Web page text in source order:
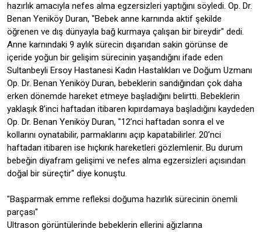
hazırlık amacıyla nefes alma egzersizleri yaptığını söyledi. Op. Dr.
Benan Yeniköy Duran, "Bebek anne karnında aktif şekilde
öğrenen ve dış dünyayla bağ kurmaya çalışan bir bireydir" dedi.
Anne karnındaki 9 aylık sürecin dışarıdan sakin görünse de
içeride yoğun bir gelişim sürecinin yaşandığını ifade eden
Sultanbeyli Ersoy Hastanesi Kadın Hastalıkları ve Doğum Uzmanı
Op. Dr. Benan Yeniköy Duran, bebeklerin sandığından çok daha
erken dönemde hareket etmeye başladığını belirtti. Bebeklerin
yaklaşık 8’inci haftadan itibaren kıpırdamaya başladığını kaydeden
Op. Dr. Benan Yeniköy Duran, "12’nci haftadan sonra el ve
kollarını oynatabilir, parmaklarını açıp kapatabilirler. 20’nci
haftadan itibaren ise hıçkırık hareketleri gözlemlenir. Bu durum
bebeğin diyafram gelişimi ve nefes alma egzersizleri açısından
doğal bir süreçtir" diye konuştu.
"Başparmak emme refleksi doğuma hazırlık sürecinin önemli
parçası"
Ultrason görüntülerinde bebeklerin ellerini ağızlarına